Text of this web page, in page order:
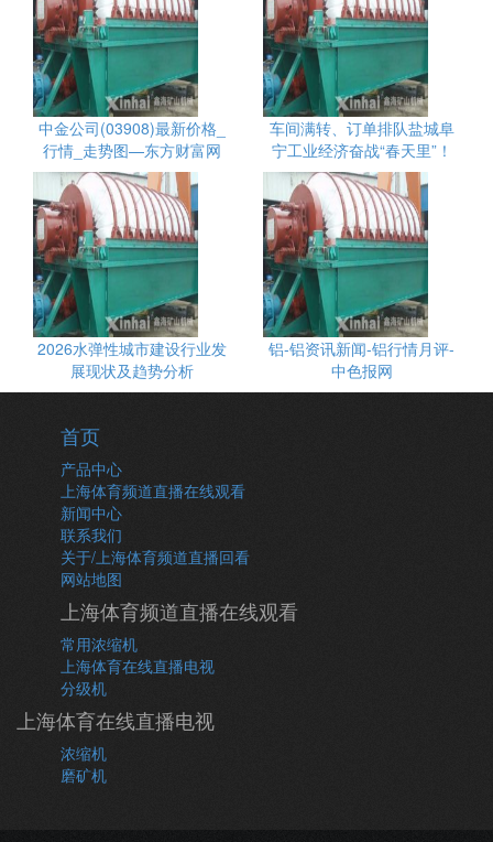
中金公司(03908)最新价格_
行情_走势图—东方财富网
车间满转、订单排队盐城阜
宁工业经济奋战“春天里”！
2026水弹性城市建设行业发
展现状及趋势分析
铝-铝资讯新闻-铝行情月评-
中色报网
首页
产品中心
上海体育频道直播在线观看
新闻中心
联系我们
关于/上海体育频道直播回看
网站地图
上海体育频道直播在线观看
常用浓缩机
上海体育在线直播电视
分级机
上海体育在线直播电视
浓缩机
磨矿机